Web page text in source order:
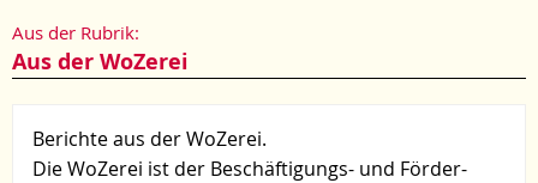
Menü
springen
Aus der Rubrik:
Aus der WoZerei
Berichte aus der WoZerei.
Die WoZerei ist der Beschäftigungs- und Förder-